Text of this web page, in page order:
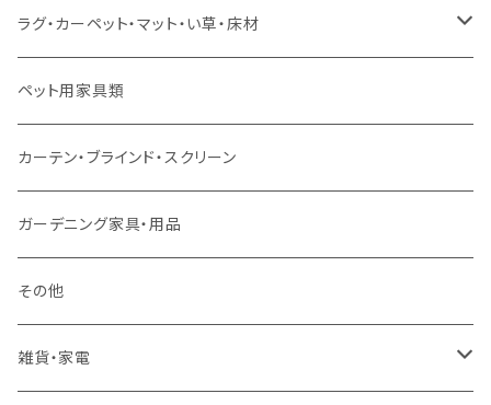
スツール・オットマン
ソファ付属品
クッション・座椅子
セミダブルサイズ（マットレス付）
ダブルサイズ（マットレス付）
ダブルサイズ以上（マットレス付）
ロフトベッド
二段ベッド
マットレス
リフティングテーブル
サイドテーブル・コーヒーテーブル
デスク
キッズチェア
オフィスチェア・ゲーミングチェア
ダイニングベンチ・スツール
こたつ布団
コタツ・布団セット
本棚・シェルフ
食器棚・収納庫
レンジ台・カウンター
ラック
TVボード
キャビネット・飾り棚
ラグ・カーペット・マット・い草・床材
マット・フロアタイル
ラグ
カーペット
ペット用家具類
カーテン・ブラインド・スクリーン
ガーデニング家具・用品
その他
雑貨・家電